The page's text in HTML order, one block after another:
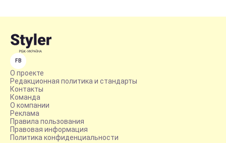
FB
О проекте
Редакционная политика и стандарты
Контакты
Команда
О компании
Реклама
Правила пользования
Правовая информация
Политика конфиденциальности